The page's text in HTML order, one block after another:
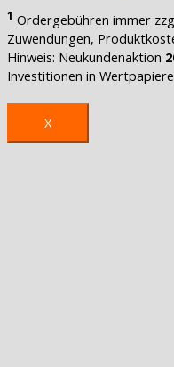
1 Ordergebühren immer
Zuwendungen,
Hinweis: Neukundenaktion
Investitionen in
X